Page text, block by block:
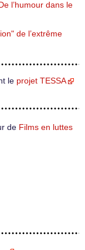
l’humour dans le
de l’extrême
le projet TESSA
de Films en luttes